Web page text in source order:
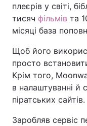
плеєрів у світі,
тисяч фільмів та
місяці база
Щоб його
просто
Крім того,
в налаштуванні й
піратських сайтів.
Заробляв сервіс